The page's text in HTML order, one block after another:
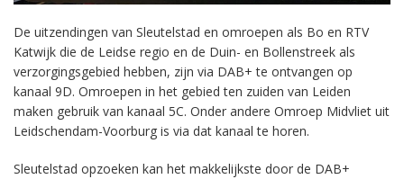
De uitzendingen van Sleutelstad en omroepen als Bo en RTV
Katwijk die de Leidse regio en de Duin- en Bollenstreek als
verzorgingsgebied hebben, zijn via DAB+ te ontvangen op
kanaal 9D. Omroepen in het gebied ten zuiden van Leiden
maken gebruik van kanaal 5C. Onder andere Omroep Midvliet uit
Leidschendam-Voorburg is via dat kanaal te horen.
Sleutelstad opzoeken kan het makkelijkste door de DAB+